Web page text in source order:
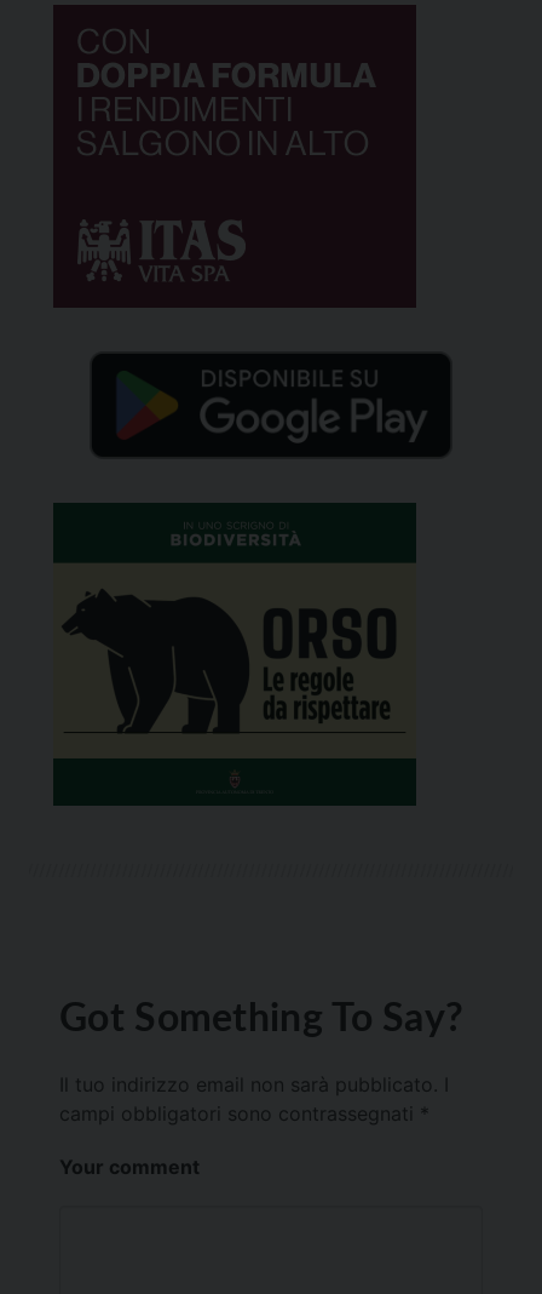
Got Something To Say?
Il tuo indirizzo email non sarà pubblicato.
campi obbligatori sono contrassegnati *
Your comment